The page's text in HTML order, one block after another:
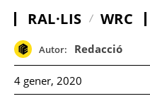
RAL·LIS WRC
Autor: Redacció
4 gener, 2020